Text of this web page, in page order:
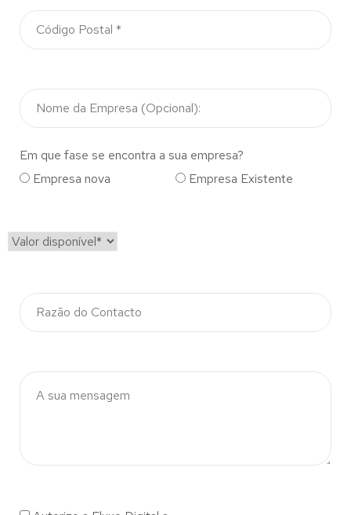
Em que fase se encontra a sua empresa?
Empresa nova
Empresa Existente